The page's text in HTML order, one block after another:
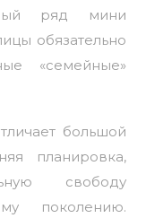
ряд мини
обязательно
«семейные»
большой
планировка,
свободу
поколению.